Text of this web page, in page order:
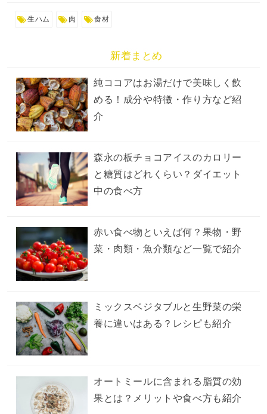
生ハム 肉 食材
新着まとめ
純ココアはお湯だけで美味しく飲
める！成分や特徴・作り方など紹
介
森永の板チョコアイスのカロリー
と糖質はどれくらい？ダイエット
中の食べ方
赤い食べ物といえば何？果物・野
菜・肉類・魚介類など一覧で紹介
ミックスベジタブルと生野菜の栄
養に違いはある？レシピも紹介
オートミールに含まれる脂質の効
果とは？メリットや食べ方も紹介